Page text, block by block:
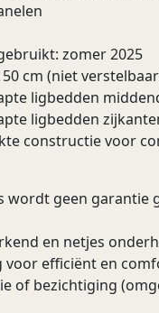
zomer 2025
cm (niet
ligbedden
ligbedden
constructie voor
wordt geen garantie
en netjes
voor efficiënt en
of bezichtiging